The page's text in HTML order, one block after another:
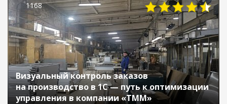
1168
Визуальный контроль заказов
на производство в 1С — путь к оптимизации
управления в компании «ТММ»